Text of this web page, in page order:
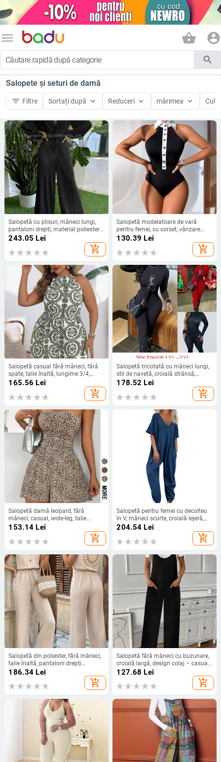
menu shopping_basket account_circle
search
Salopete și seturi de damă
filter_list Filtre Sortați după keyboard_arrow_down Reduceri keyboard_arrow_down mărimea keyboard_arrow_down
Salopetă cu plisuri, mâneci lungi,
pantaloni drepți, material poliester-
spandex, stil street hipster,
243.05 Lei
add_shopping_cart
Salopetă modelatoare de vară
pentru femei, cu corset, vânzare
transfrontalieră Amazon, nouă,
130.39 Lei
add_shopping_cart
Salopetă casual fără mâneci, fără
spate, talie înaltă, lungime 3/4,
poliester
165.56 Lei
add_shopping_cart
Salopetă tricotată cu mâneci lungi,
stil de navetă, croială strânsă,
material poliester >95%, lungime
178.52 Lei
add_shopping_cart
Salopetă damă leopard, fără
mâneci, casual, wide-leg, talie
medie, lungime 3/4, poliester
153.14 Lei
add_shopping_cart
Salopetă pentru femei cu decolteu
în V, mâneci scurte, croială lejeră,
amestec din bumbac cu elastan,
pantaloni cargo conici cu buzunare
204.54 Lei
add_shopping_cart
Salopetă din poliester, fără mâneci,
talie înaltă, pantaloni drepți
cropped, șnur, vară 2025
186.34 Lei
add_shopping_cart
Salopetă fără mâneci cu buzunare,
croială largă, design colaj – casual
primăvara 2025
127.68 Lei
add_shopping_cart